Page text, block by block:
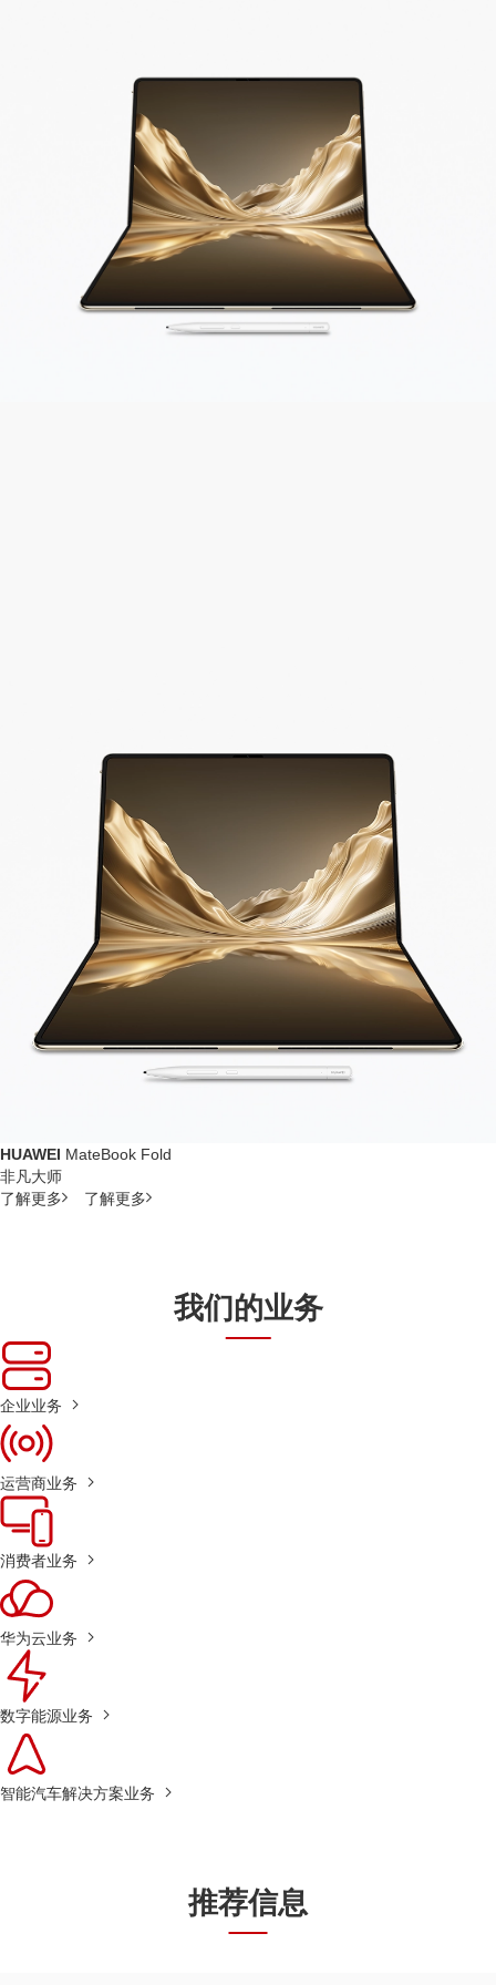
HUAWEI MateBook Fold
非凡大师
了解更多
了解更多
我们的业务
企业业务
运营商业务
消费者业务
华为云业务
数字能源业务
智能汽车解决方案业务
推荐信息